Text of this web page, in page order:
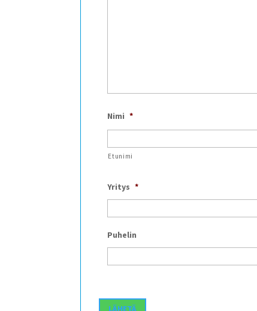
Nimi *
Etunimi
Yritys *
Puhelin